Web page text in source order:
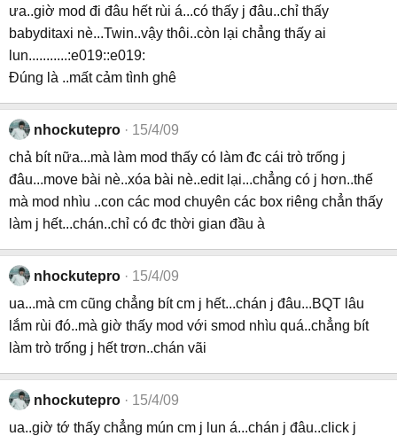
ưa..giờ mod đi đâu hết rùi á...có thấy j đâu..chỉ thấy
babyditaxi nè...Twin..vậy thôi..còn lại chẳng thấy ai
lun...........:e019::e019:
Đúng là ..mất cảm tình ghê
nhockutepro
15/4/09
chả bít nữa...mà làm mod thấy có làm đc cái trò trống j
đâu...move bài nè..xóa bài nè..edit lại...chẳng có j hơn..thế
mà mod nhìu ..con các mod chuyên các box riêng chẳn thấy
làm j hết...chán..chỉ có đc thời gian đầu à
nhockutepro
15/4/09
ua...mà cm cũng chẳng bít cm j hết...chán j đâu...BQT lâu
lắm rùi đó..mà giờ thấy mod với smod nhìu quá..chẳng bít
làm trò trống j hết trơn..chán vãi
nhockutepro
15/4/09
ua..giờ tớ thấy chẳng mún cm j lun á...chán j đâu..click j